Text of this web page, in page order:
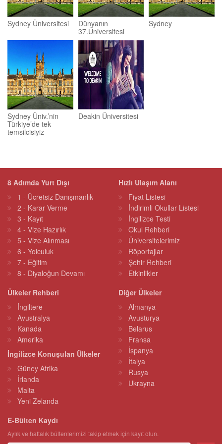
Sydney Üniversitesi
Dünyanın
37.Üniversitesi
Sydney
Sydney Üniv.’nin
Türkiye’de tek
temsilcisiyiz
Deakin Üniversitesi
8 Adımda Yurt Dışı
1 - Ücretsiz Danışmanlık
2 - Karar Verme
3 - Kayıt
4 - Vize Hazırlık
5 - Vize Alınması
6 - Yolculuk
7 - Eğitim
8 - Diyaloğun Devamı
Hızlı Ulaşım Alanı
Fiyat Listesi
İndirimli Okullar Listesi
İngilizce Testi
Okul Rehberi
Üniversitelerimiz
Röportajlar
Şehir Rehberi
Etkinlikler
Ülkeler Rehberi
İngiltere
Avustralya
Kanada
Amerika
İngilizce Konuşulan Ülkeler
Güney Afrika
İrlanda
Malta
Yeni Zelanda
Diğer Ülkeler
Almanya
Avusturya
Belarus
Fransa
İspanya
İtalya
Rusya
Ukrayna
E-Bülten Kaydı
Aylık ve haftalık bültenlerimizi takip etmek için kayıt olun.